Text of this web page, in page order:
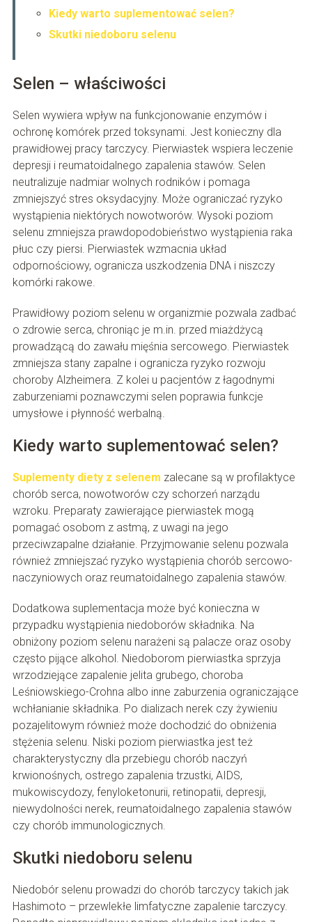
Kiedy warto suplementować selen?
Skutki niedoboru selenu
Selen – właściwości
Selen wywiera wpływ na funkcjonowanie enzymów i
ochronę komórek przed toksynami. Jest konieczny dla
prawidłowej pracy tarczycy. Pierwiastek wspiera leczenie
depresji i reumatoidalnego zapalenia stawów. Selen
neutralizuje nadmiar wolnych rodników i pomaga
zmniejszyć stres oksydacyjny. Może ograniczać ryzyko
wystąpienia niektórych nowotworów. Wysoki poziom
selenu zmniejsza prawdopodobieństwo wystąpienia raka
płuc czy piersi. Pierwiastek wzmacnia układ
odpornościowy, ogranicza uszkodzenia DNA i niszczy
komórki rakowe.
Prawidłowy poziom selenu w organizmie pozwala zadbać
o zdrowie serca, chroniąc je m.in. przed miażdżycą
prowadzącą do zawału mięśnia sercowego. Pierwiastek
zmniejsza stany zapalne i ogranicza ryzyko rozwoju
choroby Alzheimera. Z kolei u pacjentów z łagodnymi
zaburzeniami poznawczymi selen poprawia funkcje
umysłowe i płynność werbalną.
Kiedy warto suplementować selen?
Suplementy diety z selenem zalecane są w profilaktyce
chorób serca, nowotworów czy schorzeń narządu
wzroku. Preparaty zawierające pierwiastek mogą
pomagać osobom z astmą, z uwagi na jego
przeciwzapalne działanie. Przyjmowanie selenu pozwala
również zmniejszać ryzyko wystąpienia chorób sercowo-
naczyniowych oraz reumatoidalnego zapalenia stawów.
Dodatkowa suplementacja może być konieczna w
przypadku wystąpienia niedoborów składnika. Na
obniżony poziom selenu narażeni są palacze oraz osoby
często pijące alkohol. Niedoborom pierwiastka sprzyja
wrzodziejące zapalenie jelita grubego, choroba
Leśniowskiego-Crohna albo inne zaburzenia ograniczające
wchłanianie składnika. Po dializach nerek czy żywieniu
pozajelitowym również może dochodzić do obniżenia
stężenia selenu. Niski poziom pierwiastka jest też
charakterystyczny dla przebiegu chorób naczyń
krwionośnych, ostrego zapalenia trzustki, AIDS,
mukowiscydozy, fenyloketonurii, retinopatii, depresji,
niewydolności nerek, reumatoidalnego zapalenia stawów
czy chorób immunologicznych.
Skutki niedoboru selenu
Niedobór selenu prowadzi do chorób tarczycy takich jak
Hashimoto – przewlekłe limfatyczne zapalenie tarczycy.